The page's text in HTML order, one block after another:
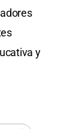
y